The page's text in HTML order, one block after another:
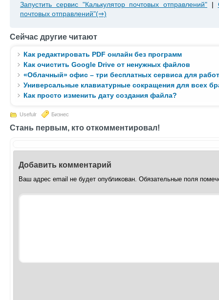
Запустить сервис "Калькулятор почтовых отправлений" |
почтовых отправлений"(⇒)
Сейчас другие читают
Как редактировать PDF онлайн без программ
Как очистить Google Drive от ненужных файлов
«Облачный» офис – три бесплатных сервиса для
Универсальные клавиатурные сокращения для всех
Как просто изменить дату создания файла?
Usefulr Бизнес
Стань первым, кто откомментировал!
Добавить комментарий
Ваш адрес email не будет опубликован. Обязательные поля